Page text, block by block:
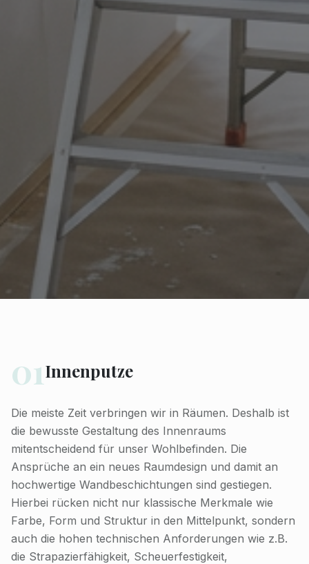
01Innenputze
Die meiste Zeit verbringen wir in Räumen. Deshalb ist
die bewusste Gestaltung des Innenraums
mitentscheidend für unser Wohlbefinden. Die
Ansprüche an ein neues Raumdesign und damit an
hochwertige Wandbeschichtungen sind gestiegen.
Hierbei rücken nicht nur klassische Merkmale wie
Farbe, Form und Struktur in den Mittelpunkt, sondern
auch die hohen technischen Anforderungen wie z.B.
die Strapazierfähigkeit, Scheuerfestigkeit,